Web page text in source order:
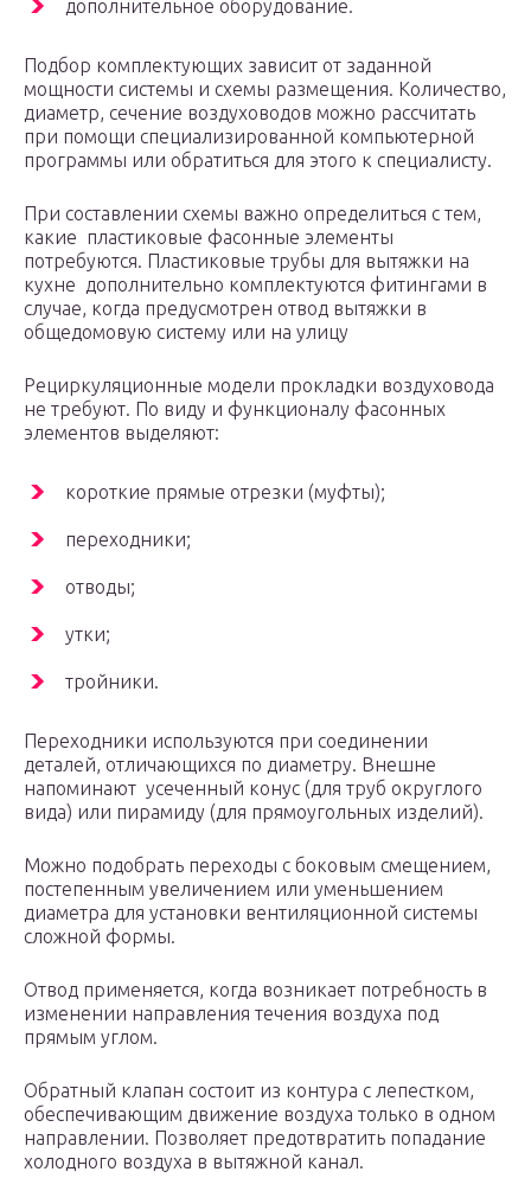
дополнительное оборудование.
Подбор комплектующих зависит от заданной
мощности системы и схемы размещения. Количество,
диаметр, сечение воздуховодов можно рассчитать
при помощи специализированной компьютерной
программы или обратиться для этого к специалисту.
При составлении схемы важно определиться с тем,
какие пластиковые фасонные элементы
потребуются. Пластиковые трубы для вытяжки на
кухне дополнительно комплектуются фитингами в
случае, когда предусмотрен отвод вытяжки в
общедомовую систему или на улицу
Рециркуляционные модели прокладки воздуховода
не требуют. По виду и функционалу фасонных
элементов выделяют:
короткие прямые отрезки (муфты);
переходники;
отводы;
утки;
тройники.
Переходники используются при соединении
деталей, отличающихся по диаметру. Внешне
напоминают усеченный конус (для труб округлого
вида) или пирамиду (для прямоугольных изделий).
Можно подобрать переходы с боковым смещением,
постепенным увеличением или уменьшением
диаметра для установки вентиляционной системы
сложной формы.
Отвод применяется, когда возникает потребность в
изменении направления течения воздуха под
прямым углом.
Обратный клапан состоит из контура с лепестком,
обеспечивающим движение воздуха только в одном
направлении. Позволяет предотвратить попадание
холодного воздуха в вытяжной канал.